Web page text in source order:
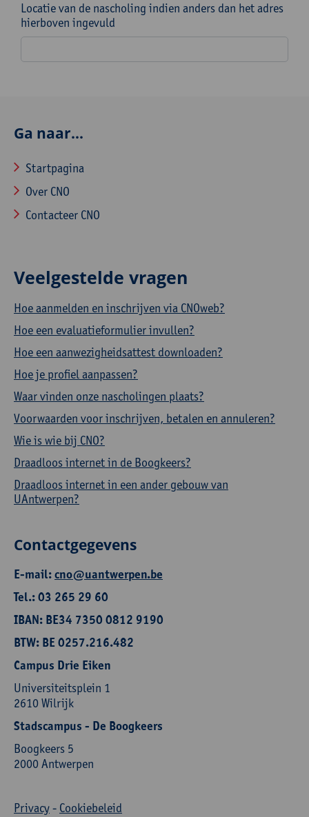
Locatie van de nascholing indien anders dan het adres
hierboven ingevuld
Ga naar...
Startpagina
Over CNO
Contacteer CNO
Veelgestelde vragen
Hoe aanmelden en inschrijven via CNOweb?
Hoe een evaluatieformulier invullen?
Hoe een aanwezigheidsattest downloaden?
Hoe je profiel aanpassen?
Waar vinden onze nascholingen plaats?
Voorwaarden voor inschrijven, betalen en annuleren?
Wie is wie bij CNO?
Draadloos internet in de Boogkeers?
Draadloos internet in een ander gebouw van
UAntwerpen?
Contactgegevens
E-mail:cno@uantwerpen.be
Tel.: 03 265 29 60
IBAN: BE34 7350 0812 9190
BTW: BE 0257.216.482
Campus Drie Eiken
Universiteitsplein 1
2610 Wilrijk
Stadscampus - De Boogkeers
Boogkeers 5
2000 Antwerpen
Privacy- Cookiebeleid